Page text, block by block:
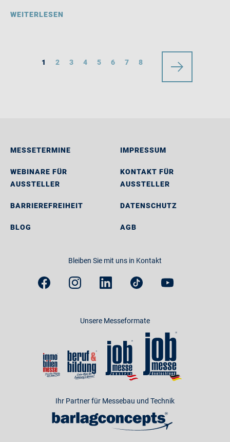
WEITERLESEN
1 2 3 4 5 6 7 8
MESSETERMINE
WEBINARE FÜR
AUSSTELLER
BARRIEREFREIHEIT
BLOG
IMPRESSUM
KONTAKT FÜR
AUSSTELLER
DATENSCHUTZ
AGB
Bleiben Sie mit uns in Kontakt
Unsere Messeformate
Ihr Partner für Messebau und Technik